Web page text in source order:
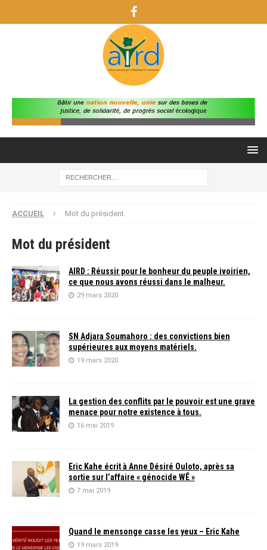
ACCUEIL Mot du président
Mot du président
AIRD : Réussir pour le bonheur du peuple ivoirien,
ce que nous avons réussi dans le malheur.
29 mars 2020
SN Adjara Soumahoro : des convictions bien
supérieures aux moyens matériels.
19 mars 2020
La gestion des conflits par le pouvoir est une grave
menace pour notre existence à tous.
16 mai 2019
Eric Kahe écrit à Anne Désiré Ouloto, après sa
sortie sur l’affaire « génocide WÊ »
7 mai 2019
Quand le mensonge casse les yeux – Eric Kahe
19 mars 2019